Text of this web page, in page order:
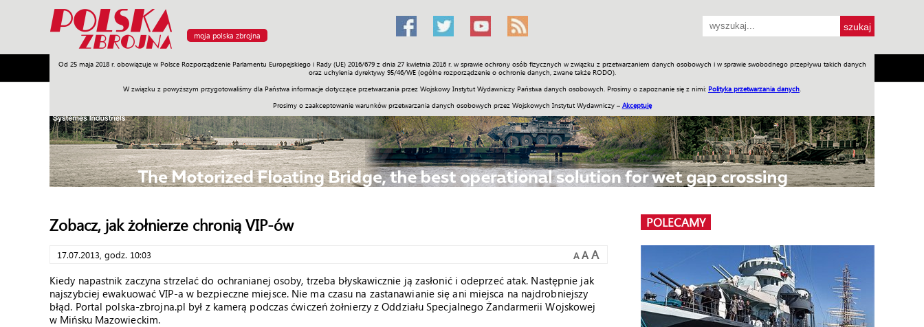
moja polska zbrojna
Od 25 maja 2018 r. obowiązuje w Polsce Rozporządzenie Parlamentu Europejskiego i Rady (UE) 2016/679 z dnia 27 kwietnia 2016 r. w sprawie ochrony osób fizycznych w związku z przetwarzaniem danych osobowych i w sprawie swobodnego przepływu takich danych
oraz uchylenia dyrektywy 95/46/WE (ogólne rozporządzenie o ochronie danych, zwane także RODO).
W związku z powyższym przygotowaliśmy dla Państwa informacje dotyczące przetwarzania przez Wojskowy Instytut Wydawniczy Państwa danych osobowych. Prosimy o zapoznanie się z nimi: Polityka przetwarzania danych
Prosimy o zaakceptowanie warunków przetwarzania danych osobowych przez Wojskowych Instytut Wydawniczy – Akceptuję
Armia Poligon Sprzęt Misje Polityka Prawo Świat Społeczność Sport Historia Galerie Wideo ENGLISH SKLEP Jednodniówki Praca w WIW
Zobacz, jak żołnierze chronią VIP-ów
17.07.2013, godz. 10:03 A A A
Kiedy napastnik zaczyna strzelać do ochranianej osoby, trzeba błyskawicznie ją zasłonić i odeprzeć atak. Następnie jak
najszybciej ewakuować VIP-a w bezpieczne miejsce. Nie ma czasu na zastanawianie się ani miejsca na najdrobniejszy
błąd. Portal polska-zbrojna.pl był z kamerą podczas ćwiczeń żołnierzy z Oddziału Specjalnego Żandarmerii Wojskowej
w Mińsku Mazowieckim.
POLECAMY